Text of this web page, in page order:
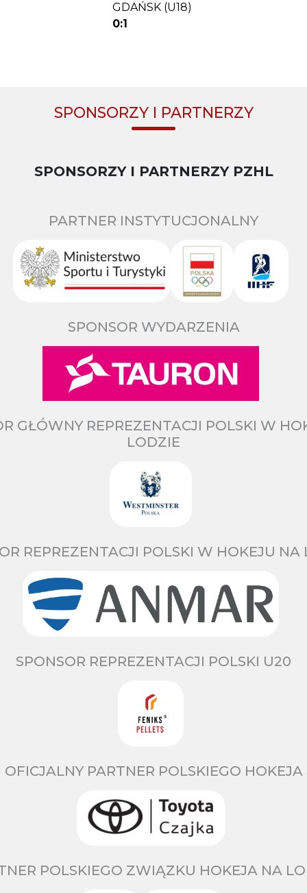
GDAŃSK (U18)
0:1
SPONSORZY I PARTNERZY
SPONSORZY I PARTNERZY PZHL
PARTNER INSTYTUCJONALNY
SPONSOR WYDARZENIA
GŁÓWNY REPREZENTACJI POLSKI W
LODZIE
REPREZENTACJI POLSKI W HOKEJU NA
SPONSOR REPREZENTACJI POLSKI U20
OFICJALNY PARTNER POLSKIEGO HOKEJA
POLSKIEGO ZWIĄZKU HOKEJA NA